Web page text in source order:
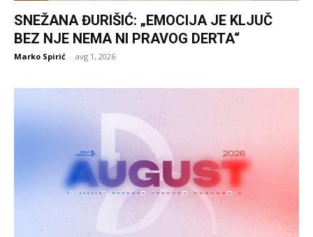
SNEŽANA ĐURIŠIĆ: „EMOCIJA JE KLJUČ
BEZ NJE NEMA NI PRAVOG DERTA“
Marko Spirić - avg 1, 2026